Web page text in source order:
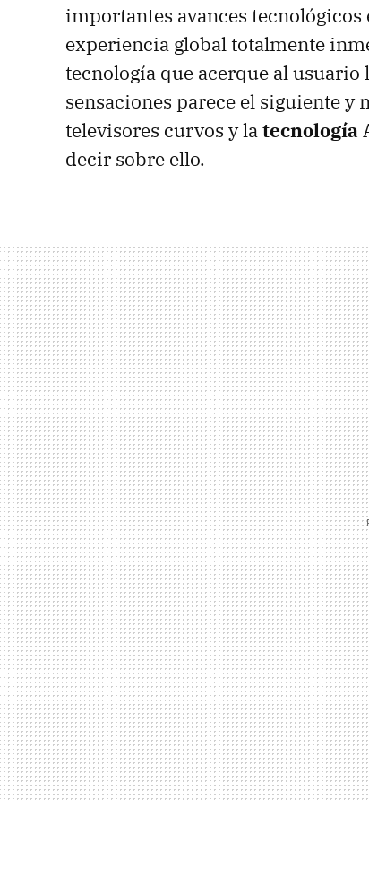
importantes avances
experiencia global totalmente
tecnología que acerque al
sensaciones parece el siguiente y
televisores curvos y latecnología
decir sobre ello.